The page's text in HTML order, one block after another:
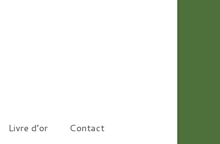
Livre d’or Contact